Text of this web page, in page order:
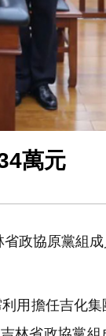
萬元
政協原黨組
用擔任吉化